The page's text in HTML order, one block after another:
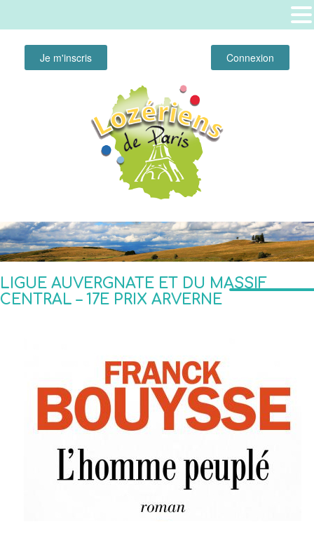
Connexion
Je m'inscris
LIGUE AUVERGNATE ET DU MASSIF
CENTRAL – 17E PRIX ARVERNE